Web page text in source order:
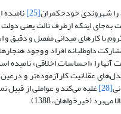
شهروندی خود‌حکمران[25]
اینکه از‌طرف ثالث یعنی
با کارهای میدانی مفصل و دقیق و
داوطلبانه افراد و وجود
آنها را «احساسات اخلاقی»
عقلانیت کارآزموده‌تر و
[28] غلبه می‌کند و عواملی از
(خیرخواهان، 1388).